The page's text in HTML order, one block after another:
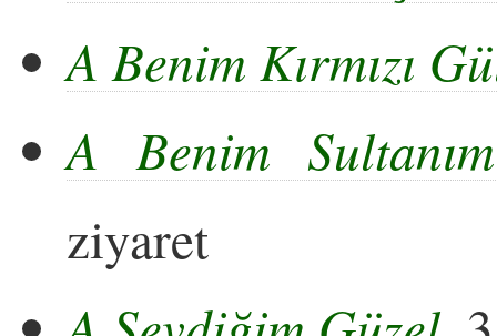
A Benim Kırmızı
A Benim
ziyaret